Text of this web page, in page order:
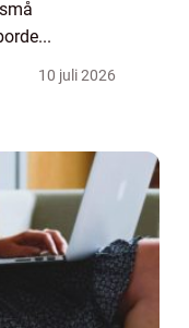
10 juli 2026